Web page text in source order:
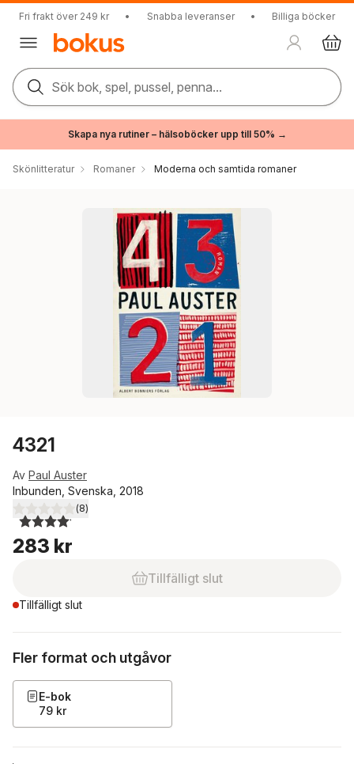
Fri frakt över 249 kr • Snabba leveranser • Billiga böcker
Sök bok, spel, pussel, penna...
Skapa nya rutiner – hälsoböcker upp till 50% →
Skönlitteratur Romaner Moderna och samtida romaner
4321
Av Paul Auster
Inbunden, Svenska, 2018
4,1utav 5 stjärnor. Totalt antal röster:
(8)
283 kr
Tillfälligt slut
Tillfälligt slut
Fler format och utgåvor
E-bok
79 kr